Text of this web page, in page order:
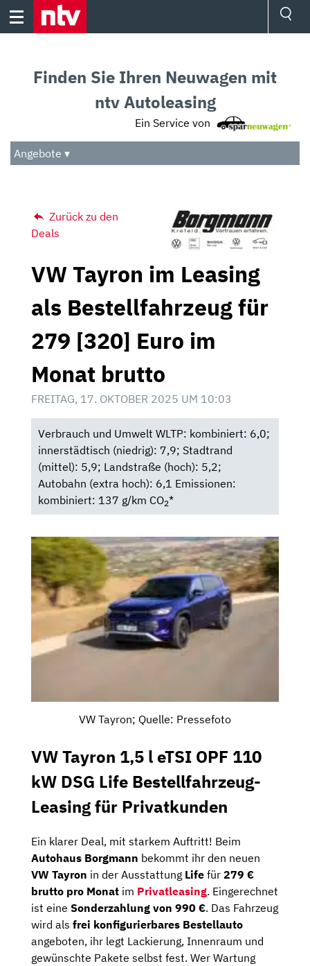
Skip
Audio
Das Beste
Finden Sie Ihren Neuwagen mit
ntv Autoleasing
Ein Service von
Angebote ▾
Zurück zu den
Deals
VW Tayron im Leasing
als Bestellfahrzeug für
279 [320] Euro im
Monat brutto
FREITAG, 17. OKTOBER 2025 UM 10:03
Verbrauch und Umwelt WLTP: kombiniert: 6,0;
innerstädtisch (niedrig): 7,9; Stadtrand
(mittel): 5,9; Landstraße (hoch): 5,2;
Autobahn (extra hoch): 6,1 Emissionen:
kombiniert: 137 g/km CO2*
VW Tayron; Quelle: Pressefoto
VW Tayron 1,5 l eTSI OPF 110
kW DSG Life Bestellfahrzeug-
Leasing für Privatkunden
Ein klarer Deal, mit starkem Auftritt! Beim
Autohaus Borgmann bekommt ihr den neuen
VW Tayron in der Ausstattung Life für 279 €
brutto pro Monat im Privatleasing. Eingerechnet
ist eine Sonderzahlung von 990 €. Das Fahrzeug
wird als frei konfigurierbares Bestellauto
angeboten, ihr legt Lackierung, Innenraum und
gewünschte Pakete selbst fest. Wer Wartung